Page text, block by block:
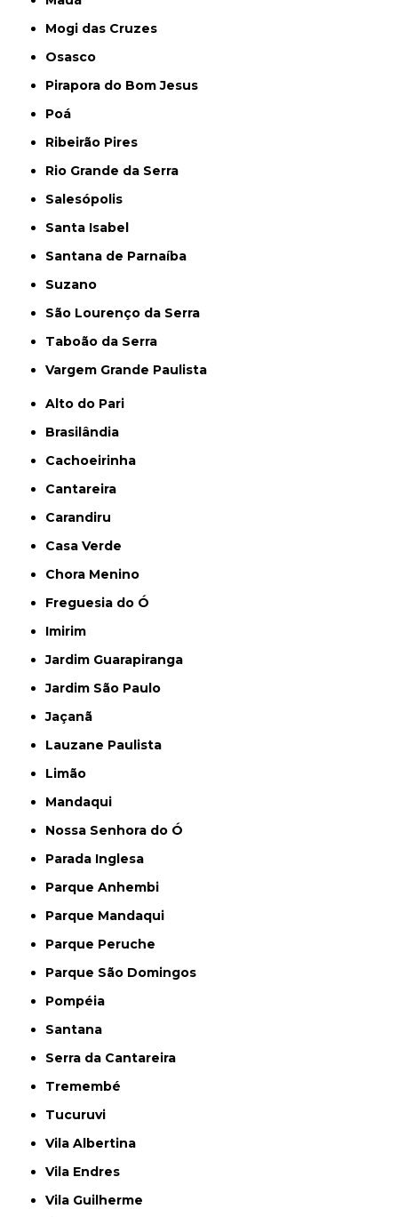
Mogi das Cruzes
Osasco
Pirapora do Bom Jesus
Poá
Ribeirão Pires
Rio Grande da Serra
Salesópolis
Santa Isabel
Santana de Parnaíba
Suzano
São Lourenço da Serra
Taboão da Serra
Vargem Grande Paulista
Alto do Pari
Brasilândia
Cachoeirinha
Cantareira
Carandiru
Casa Verde
Chora Menino
Freguesia do Ó
Imirim
Jardim Guarapiranga
Jardim São Paulo
Jaçanã
Lauzane Paulista
Limão
Mandaqui
Nossa Senhora do Ó
Parada Inglesa
Parque Anhembi
Parque Mandaqui
Parque Peruche
Parque São Domingos
Pompéia
Santana
Serra da Cantareira
Tremembé
Tucuruvi
Vila Albertina
Vila Endres
Vila Guilherme